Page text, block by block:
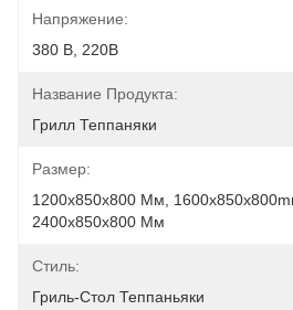
Напряжение:
380 В, 220В
Название Продукта:
Грилл Теппаняки
Размер:
1200x850x800 Мм,
2400x850x800 Мм
Стиль:
Гриль-Стол Теппаньяки